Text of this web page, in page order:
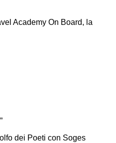
Academy On Board, la
dei Poeti con Soges